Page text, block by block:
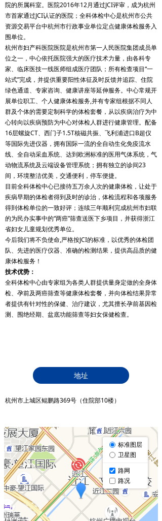
地址
杭州市上城区鲲鹏路369号（住院部10楼）
院的所属科室。医院2016年12月通过JCI评审，成为杭州
市首家通过JCI认证的医院；全科体检中心是杭州市公共
资源交易平台中杭州市行政事业单位定点健康体检服务入
围单位。
杭州市妇产科医院医院是杭州市第一人民医院集团成员单
位之一，中心依托医院强大的医疗技术力量，由各科专
家、临床医技一线医师组成医疗团队；所有检查项目“一
站式”完成，并提供重要阳性体征及时反馈并追踪、住院
绿色通道、专家咨询、健康讲座等延伸服务。中心常规开
展单位职工、个人健康体检服务,并有专家组根据不同人
群及个体的需要定制科学的体检套餐，从以疾病治疗为中
心转向以疾病预防为中心对体检人群进行健康管理。配备
16层螺旋CT、西门子1.5T核磁共振、飞利浦进口B超仪
等国际先进仪器，拥有国际一流的全自动生化免疫流水
线、全自动采血系统、达到欧洲标准的医用气体系统，气
动物流系统及云端设备管理系统；拥有独立的诊间23
间，环境整洁优美，交通便利，停车便捷。
目前全科体检中心已接待五万余人次的健康体检，让处于
疾病早期的体检者得到及时的诊治，体检流程和各项服务
得到体检单位的一致好评；连续三年顺利完成杭州市妇联
的为民办实事中的“两癌”筛查送医下乡项目，并获得浙江
省妇女儿童规划优秀单位。
今后我们将不负使命,严格按JCI的标准，以优秀的体检团
队、先进的医疗仪器、准确的检测结果，提供高品质的健
康体检服务！
技术优势：
全科体检中心由专家组为各类人群提供量身定做的全身体
检、孕前及两癌筛查等健康体检套餐，并向体检结果异常
者提供有针对性的保健、治疗建议，尤其擅长孕前基因检
测、围绝经期、盆底功能筛查等妇女保健检查。